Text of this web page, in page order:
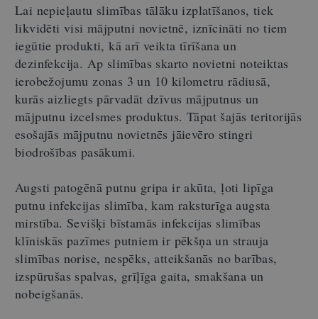
Lai nepieļautu slimības tālāku izplatīšanos, tiek
likvidēti visi mājputni novietnē, iznīcināti no tiem
iegūtie produkti, kā arī veikta tīrīšana un
dezinfekcija. Ap slimības skarto novietni noteiktas
ierobežojumu zonas 3 un 10 kilometru rādiusā,
kurās aizliegts pārvadāt dzīvus mājputnus un
mājputnu izcelsmes produktus. Tāpat šajās teritorijās
esošajās mājputnu novietnēs jāievēro stingri
biodrošības pasākumi.
Augsti patogēnā putnu gripa ir akūta, ļoti lipīga
putnu infekcijas slimība, kam raksturīga augsta
mirstība. Sevišķi bīstamās infekcijas slimības
klīniskās pazīmes putniem ir pēkšņa un strauja
slimības norise, nespēks, atteikšanās no barības,
izspūrušas spalvas, grīļīga gaita, smakšana un
nobeigšanās.